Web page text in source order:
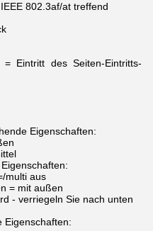
802.3af/at treffend
Eintritt des Seiten-Eintritts-
Eigenschaften:
multi aus
= mit außen
- verriegeln Sie nach unten
Eigenschaften: